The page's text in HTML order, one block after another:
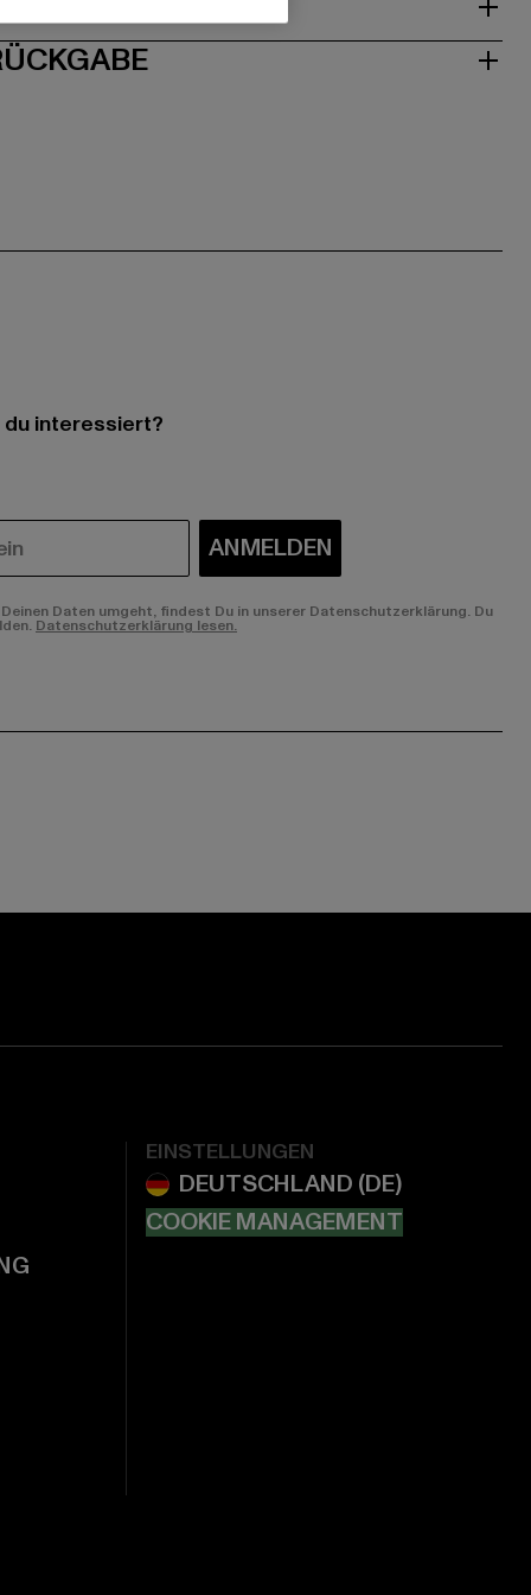
interessiert?
ANMELDEN
Daten umgeht, findest Du in unserer Datenschutzerklärung. Du
Datenschutzerklärung lesen.
EINSTELLUNGEN
COOKIE MANAGEMENT